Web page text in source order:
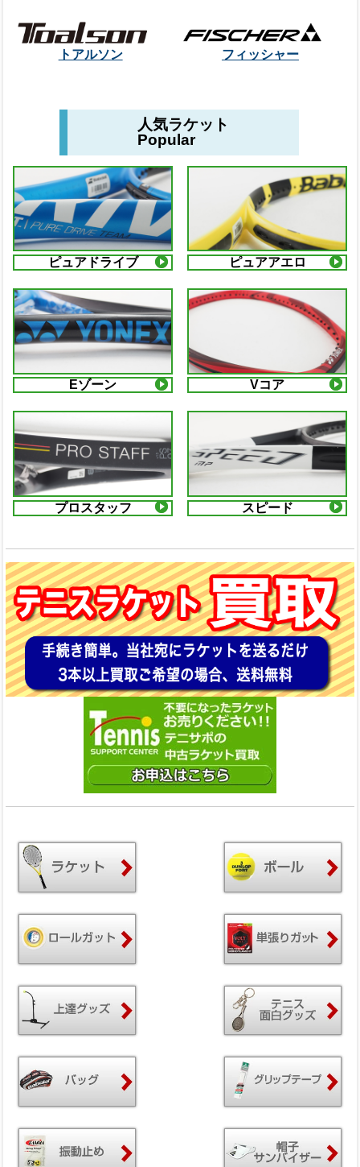
トアルソン フィッシャー
人気ラケット
Popular
ピュアドライブ ピュアアエロ
Eゾーン Vコア
プロスタッフ スピード